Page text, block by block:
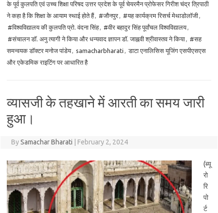
के पूर्व कुलपति एवं उच्च शिक्षा परिषद उत्तर प्रदेश के पूर्व चेयरमैन प्रोफेसर गिरीश चंद्र त्रिपाठी
ने कहा है कि शिक्षा के आयाम स्थाई होते हैं, #जौनपुर, #यह कार्यक्रम रिसर्च मेथाडोलॉजी,
#विश्वविद्यालय की कुलपति प्रो. वंदना सिंह, #वीर बहादुर सिंह पूर्वांचल विश्वविद्यालय,
#संचालन डॉ. अनु त्यागी ने किया और धन्यवाद ज्ञापन डॉ. जाह्नवी श्रीवास्तव ने किया, #सह
समन्वयक डॉक्टर मनोज पांडेय, samacharbharati , डाटा एनालिसिस यूजिंग एसपीएसएस
और एकेडमिक राइटिंग पर आधारित है
व्यासजी के तहखाने में आरती का समय जारी
हुआ।
BySamachar Bharati February 2, 2024
(ब्यू
रो
रि
पो
र्ट